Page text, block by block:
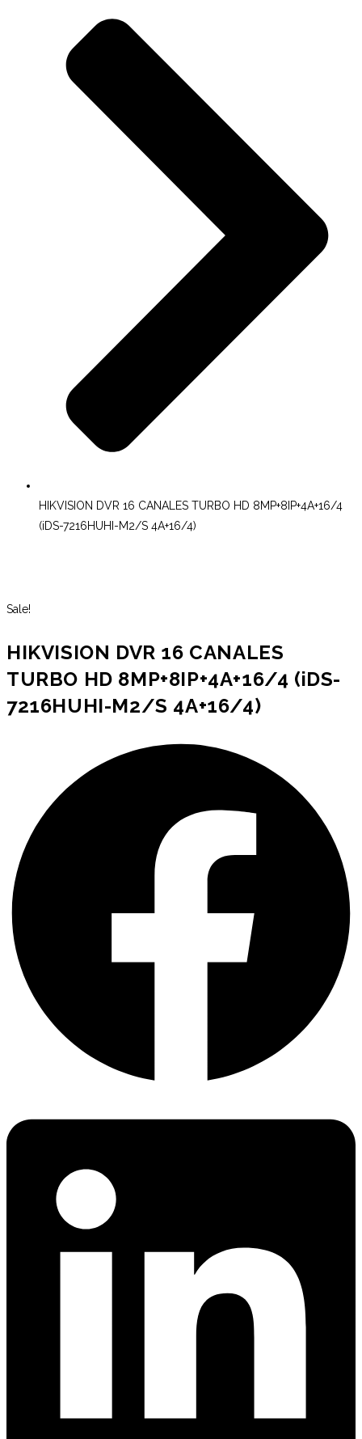
HIKVISION DVR 16 CANALES TURBO HD 8MP+8IP+4A+16/4
(iDS-7216HUHI-M2/S 4A+16/4)
Sale!
HIKVISION DVR 16 CANALES
TURBO HD 8MP+8IP+4A+16/4 (iDS-
7216HUHI-M2/S 4A+16/4)